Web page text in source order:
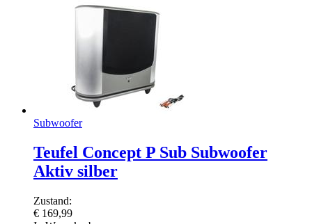
Subwoofer
Teufel Concept P Sub Subwoofer
Aktiv silber
Zustand:
€ 169,99